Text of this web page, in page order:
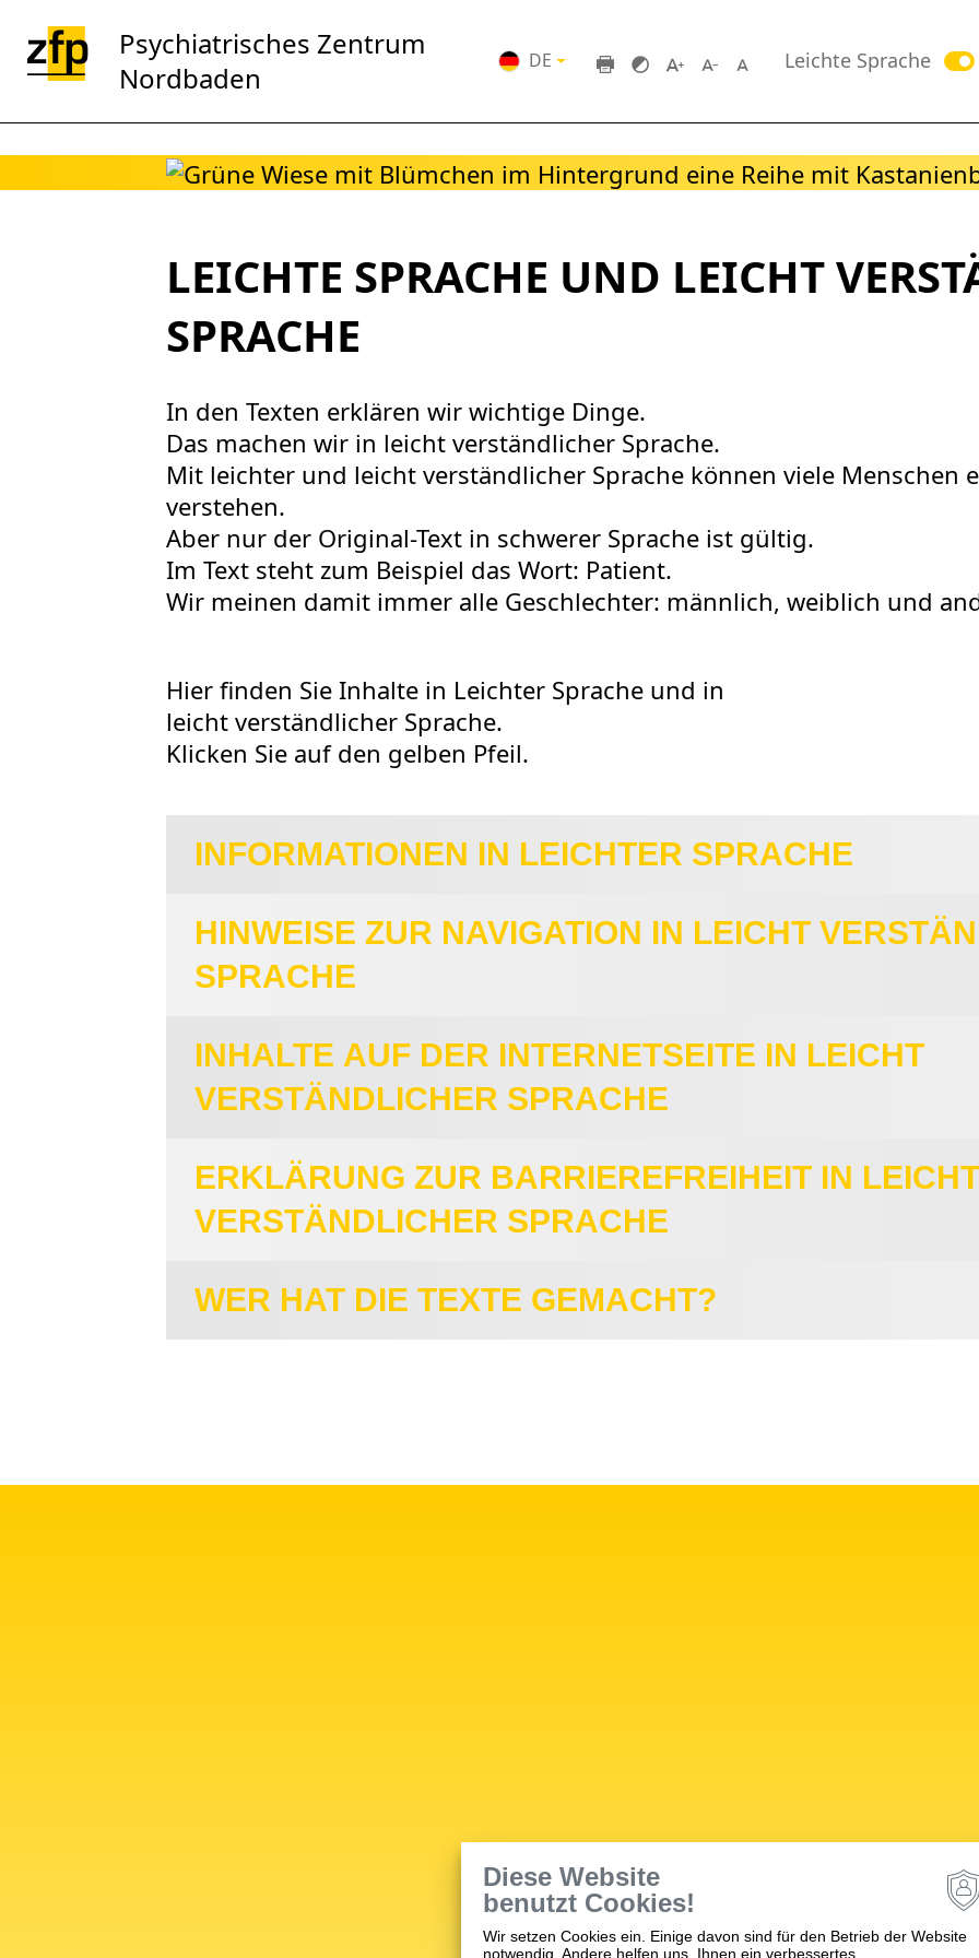
Psychiatrisches Zentrum
Nordbaden
DE Leichte Sprache
LEICHTE SPRACHE UND LEICHT
SPRACHE
In den Texten erklären wir wichtige Dinge.
Das machen wir in leicht verständlicher Sprache.
Mit leichter und leicht verständlicher Sprache können viele Menschen
verstehen.
Aber nur der Original-Text in schwerer Sprache ist gültig.
Im Text steht zum Beispiel das Wort: Patient.
Wir meinen damit immer alle Geschlechter: männlich, weiblich und
Hier finden Sie Inhalte in Leichter Sprache und in
leicht verständlicher Sprache.
Klicken Sie auf den gelben Pfeil.
INFORMATIONEN IN LEICHTER SPRACHE
HINWEISE ZUR NAVIGATION IN LEICHT
SPRACHE
INHALTE AUF DER INTERNETSEITE IN LEICHT
VERSTÄNDLICHER SPRACHE
ERKLÄRUNG ZUR BARRIEREFREIHEIT IN LEICHT
VERSTÄNDLICHER SPRACHE
WER HAT DIE TEXTE GEMACHT?
Diese Website
benutzt Cookies!
Wir setzen Cookies ein. Einige davon sind für den Betrieb der Website
notwendig. Andere helfen uns, Ihnen ein verbessertes